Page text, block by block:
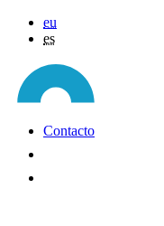
eu
es
Contacto